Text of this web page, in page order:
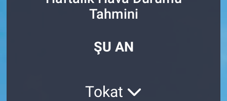
Tahmini
ŞU AN
Tokat